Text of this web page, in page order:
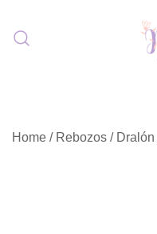
contenido
Home / Rebozos / Dralón